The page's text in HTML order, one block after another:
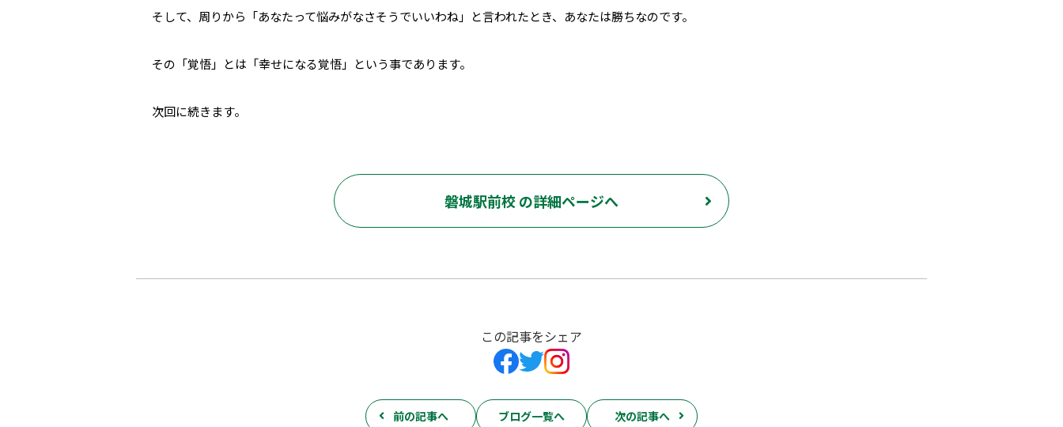
そして、周りから「あなたって悩みがなさそうでいいわね」と言われたとき、あなたは勝ちなのです。
その「覚悟」とは「幸せになる覚悟」という事であります。
次回に続きます。
磐城駅前校 の詳細ページへ
この記事をシェア
前の記事へ ブログ一覧へ 次の記事へ